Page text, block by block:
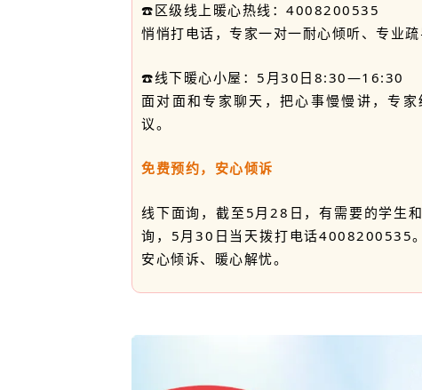
☎️区级线上暖心热线：4008200535
悄悄打电话，专家一对一耐心倾听、专业疏
☎️线下暖心小屋：5月30日8:30—16:30
面对面和专家聊天，把心事慢慢讲，专
议。
免费预约，安心倾诉
线下面询，截至5月28日，有需要的学生
询，5月30日当天拨打电话4008200535
安心倾诉、暖心解忧。